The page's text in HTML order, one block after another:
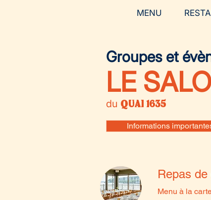
MENU
Groupes et
LE
du QUAI 1635
Informations
Repas
Menu à la